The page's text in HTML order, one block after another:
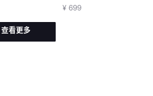
¥ 699
查看更多